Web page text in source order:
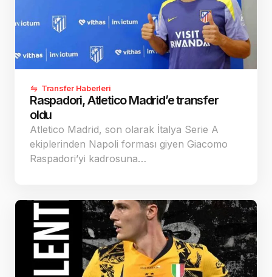
Transfer Haberleri
Raspadori, Atletico Madrid’e transfer
oldu
Atletico Madrid, son olarak İtalya Serie A
ekiplerinden Napoli forması giyen Giacomo
Raspadori’yi kadrosuna…